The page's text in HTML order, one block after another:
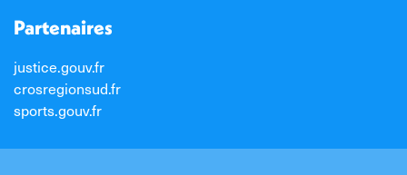
Partenaires
justice.gouv.fr
crosregionsud.fr
sports.gouv.fr